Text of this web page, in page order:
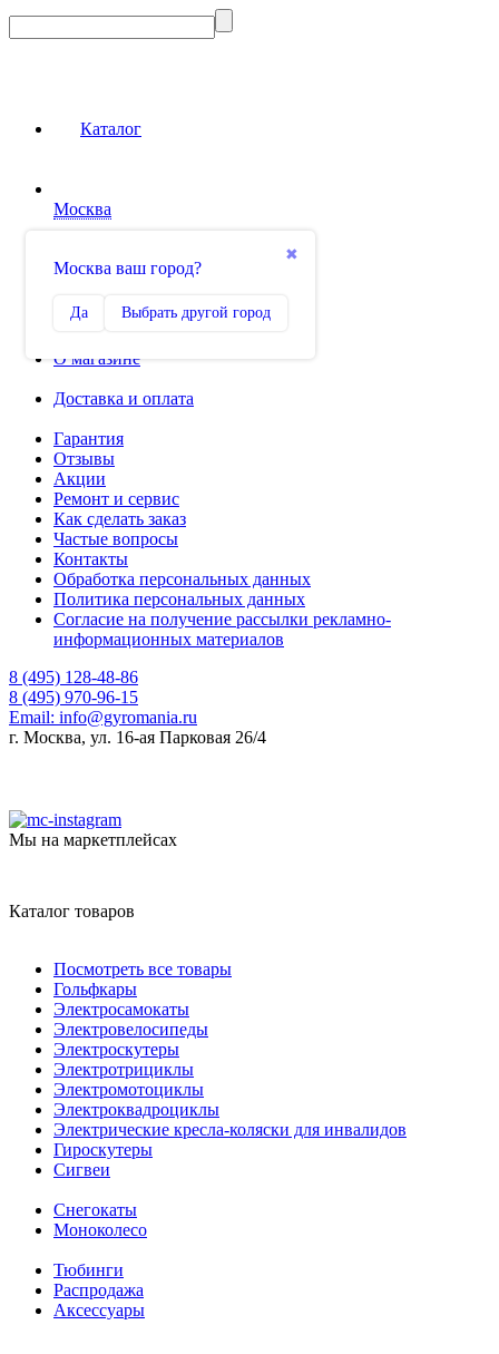
Каталог
Москва
✖
Москва ваш город?
Да Выбрать другой город
0
Избранное
О магазине
Доставка и оплата
Гарантия
Отзывы
Акции
Ремонт и сервис
Как сделать заказ
Частые вопросы
Контакты
Обработка персональных данных
Политика персональных данных
Согласие на получение рассылки рекламно-
информационных материалов
8 (495) 128-48-86
8 (495) 970-96-15
Email: info@gyromania.ru
г. Москва, ул. 16-ая Парковая 26/4
Мы на маркетплейсах
Каталог товаров
Посмотреть все товары
Гольфкары
Электросамокаты
Электровелосипеды
Электроскутеры
Электротрициклы
Электромотоциклы
Электроквадроциклы
Электрические кресла-коляски для инвалидов
Гироскутеры
Сигвеи
Снегокаты
Моноколесо
Тюбинги
Распродажа
Аксессуары